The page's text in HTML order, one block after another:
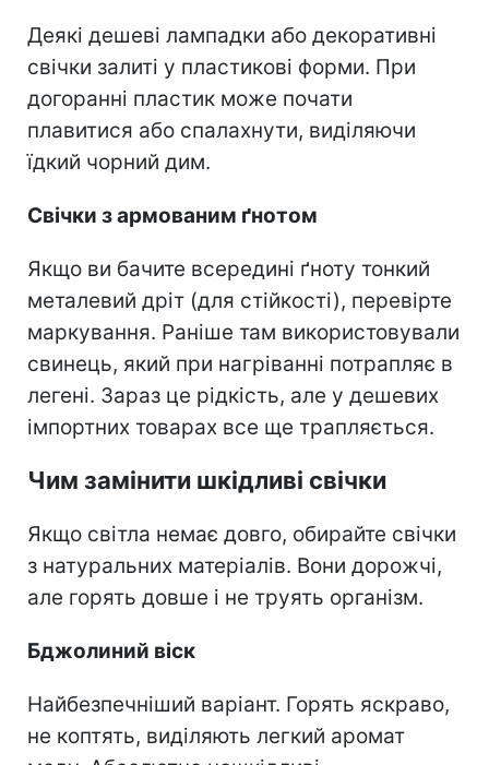
Деякі дешеві лампадки або декоративні
свічки залиті у пластикові форми. При
догоранні пластик може почати
плавитися або спалахнути, виділяючи
їдкий чорний дим.
Свічки з армованим ґнотом
Якщо ви бачите всередині ґноту тонкий
металевий дріт (для стійкості), перевірте
маркування. Раніше там використовували
свинець, який при нагріванні потрапляє в
легені. Зараз це рідкість, але у дешевих
імпортних товарах все ще трапляється.
Чим замінити шкідливі свічки
Якщо світла немає довго, обирайте свічки
з натуральних матеріалів. Вони дорожчі,
але горять довше і не труять організм.
Бджолиний віск
Найбезпечніший варіант. Горять яскраво,
не коптять, виділяють легкий аромат